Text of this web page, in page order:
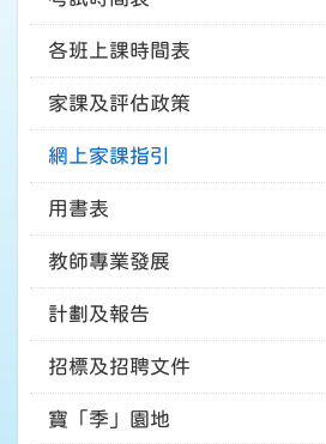
各班上課時間表
家課及評估政策
網上家課指引
用書表
教師專業發展
計劃及報告
招標及招聘文件
寶「季」園地